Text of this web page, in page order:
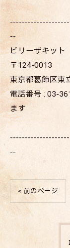
--
ビリーザキット
〒124-0013
東京都葛飾区東
電話番号 : 03-
ます
--
< 前のページ